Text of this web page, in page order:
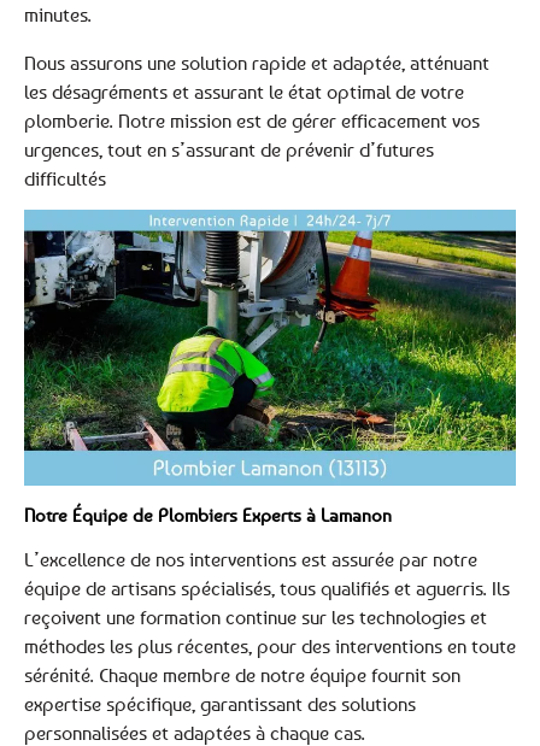
minutes.
Nous assurons une solution rapide et adaptée, atténuant
les désagréments et assurant le état optimal de votre
plomberie. Notre mission est de gérer efficacement vos
urgences, tout en s’assurant de prévenir d’futures
difficultés
Notre Équipe de Plombiers Experts à Lamanon
L’excellence de nos interventions est assurée par notre
équipe de artisans spécialisés, tous qualifiés et aguerris. Ils
reçoivent une formation continue sur les technologies et
méthodes les plus récentes, pour des interventions en toute
sérénité. Chaque membre de notre équipe fournit son
expertise spécifique, garantissant des solutions
personnalisées et adaptées à chaque cas.